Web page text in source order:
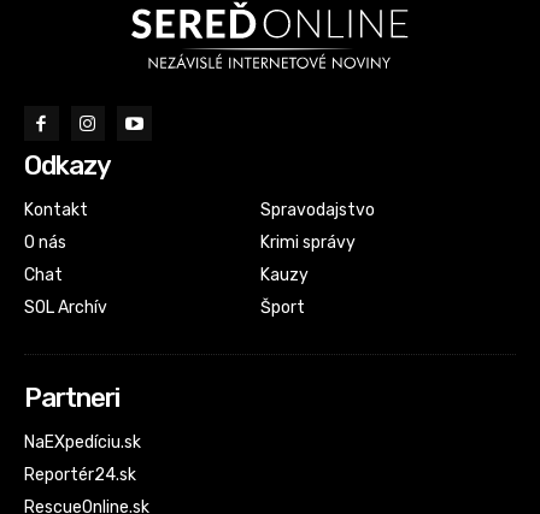
Odkazy
Kontakt
O nás
Chat
SOL Archív
Spravodajstvo
Krimi správy
Kauzy
Šport
Partneri
NaEXpedíciu.sk
Reportér24.sk
RescueOnline.sk